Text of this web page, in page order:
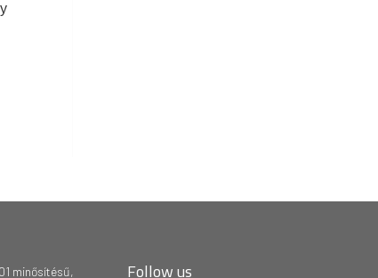
minősítésű, Follow us